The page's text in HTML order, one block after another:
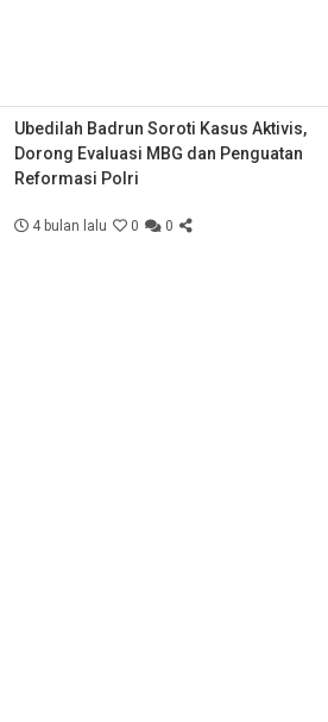
Ubedilah Badrun Soroti Kasus Aktivis,
Dorong Evaluasi MBG dan Penguatan
Reformasi Polri
4 bulan lalu 0 0